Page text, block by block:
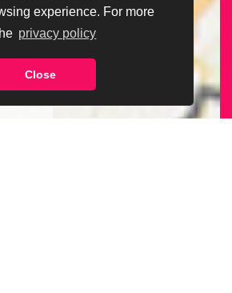
experience. For more
privacy policy
Close